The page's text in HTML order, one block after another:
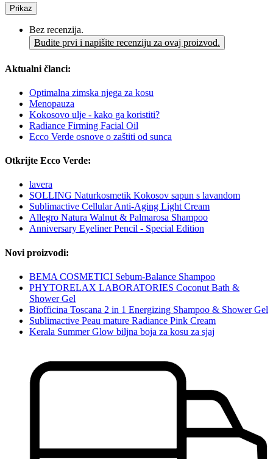
Prikaz
Bez recenzija.
Budite prvi i napišite recenziju za ovaj proizvod.
Aktualni članci:
Optimalna zimska njega za kosu
Menopauza
Kokosovo ulje - kako ga koristiti?
Radiance Firming Facial Oil
Ecco Verde osnove o zaštiti od sunca
Otkrijte Ecco Verde:
lavera
SOLLING Naturkosmetik Kokosov sapun s lavandom
Sublimactive Cellular Anti-Aging Light Cream
Allegro Natura Walnut & Palmarosa Shampoo
Anniversary Eyeliner Pencil - Special Edition
Novi proizvodi:
BEMA COSMETICI Sebum-Balance Shampoo
PHYTORELAX LABORATORIES Coconut Bath &
Shower Gel
Biofficina Toscana 2 in 1 Energizing Shampoo & Shower Gel
Sublimactive Peau mature Radiance Pink Cream
Kerala Summer Glow biljna boja za kosu za sjaj